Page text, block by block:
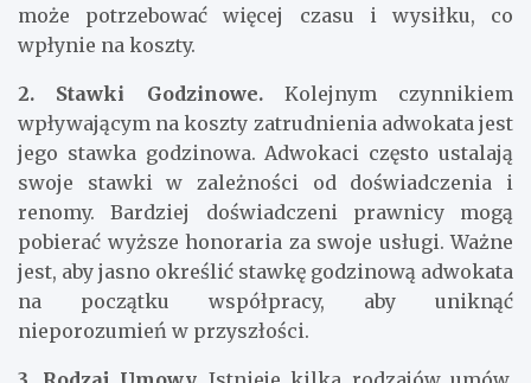
może potrzebować więcej czasu i wysiłku, co
wpłynie na koszty.
2. Stawki Godzinowe. Kolejnym czynnikiem
wpływającym na koszty zatrudnienia adwokata jest
jego stawka godzinowa. Adwokaci często ustalają
swoje stawki w zależności od doświadczenia i
renomy. Bardziej doświadczeni prawnicy mogą
pobierać wyższe honoraria za swoje usługi. Ważne
jest, aby jasno określić stawkę godzinową adwokata
na początku współpracy, aby uniknąć
nieporozumień w przyszłości.